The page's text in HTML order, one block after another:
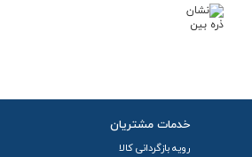
خدمات مشتریان
رویه بازگردانی کالا